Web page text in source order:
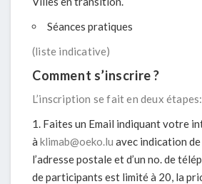
Séances pratiques
(liste indicative)
Comment s’inscrire ?
L’inscription se fait en deux étapes:
Faites un Email indiquant votre
à klimab@oeko.lu avec indication
l’adresse postale et d’un no. de
de participants est limité à 20, la